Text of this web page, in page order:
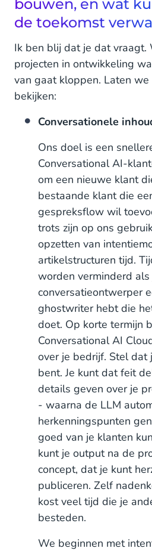
bouwen, en wat
de toekomst
Ik ben blij dat je dat vraagt.
projecten in ontwikkeling
van gaat kloppen. Laten we
bekijken:
Conversationele
Ons doel is een
Conversational AI-
om een nieuwe klant
bestaande klant die
gespreksflow wil
trots zijn op ons
opzetten van
artikelstructuren tijd.
worden verminderd als
conversatieontwerper
ghostwriter hebt die
doet. Op korte termijn
Conversational AI
over je bedrijf. Stel dat
bent. Je kunt dat feit
details geven over je
- waarna de LLM
herkenningspunten
goed van je klanten
kunt je output na de
concept, dat je kunt
publiceren. Zelf
kost veel tijd die je
besteden.
We beginnen met